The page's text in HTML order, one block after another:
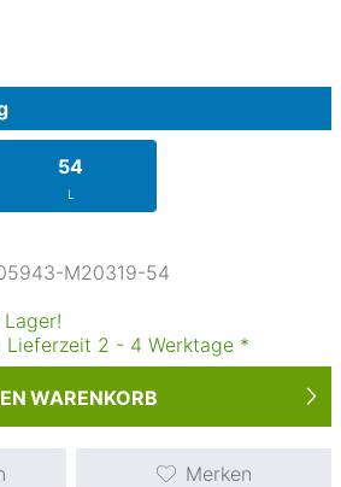
54
L
M20319-54
2 - 4 Werktage *
WARENKORB
Merken